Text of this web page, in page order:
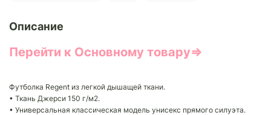
Описание
Перейти к Основному товару⇒
Футболка Regent из легкой дышащей ткани.
• Ткань Джерси 150 г/м2.
• Универсальная классическая модель унисекс прямого силуэта.